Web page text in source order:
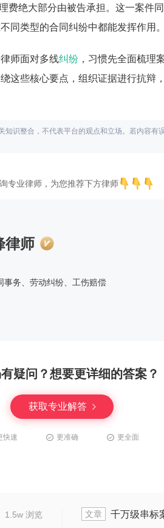
费绝大部分由被告承担。这一案件
同类型的合同纠纷中都能发挥作用。
师面对多线纠纷 ，习惯先全面梳理
这些核心要点，组织证据进行抗辩
识整合，不代表平台的观点和立场。若内容有
专业律师，为您推荐下方律师
律师
事务、劳动纠纷、工伤赔偿
疑问？想要更详细的答案？
获取专业解答
快速 更准确 更全面
1.5w 浏览 文章 千万级串标案力挽狂澜：北京